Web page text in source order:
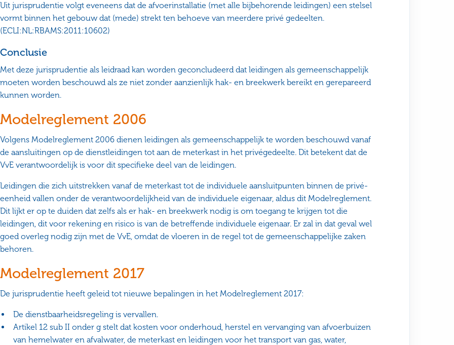
Uit jurisprudentie volgt eveneens dat de afvoerinstallatie (met alle bijbehorende leidingen) een stelsel
vormt binnen het gebouw dat (mede) strekt ten behoeve van meerdere privé gedeelten.
(ECLI:NL:RBAMS:2011:10602)
Conclusie
Met deze jurisprudentie als leidraad kan worden geconcludeerd dat leidingen als gemeenschappelijk
moeten worden beschouwd als ze niet zonder aanzienlijk hak- en breekwerk bereikt en gerepareerd
kunnen worden.
Modelreglement 2006
Volgens Modelreglement 2006 dienen leidingen als gemeenschappelijk te worden beschouwd vanaf
de aansluitingen op de dienstleidingen tot aan de meterkast in het privégedeelte. Dit betekent dat de
VvE verantwoordelijk is voor dit specifieke deel van de leidingen.
Leidingen die zich uitstrekken vanaf de meterkast tot de individuele aansluitpunten binnen de privé-
eenheid vallen onder de verantwoordelijkheid van de individuele eigenaar, aldus dit Modelreglement.
Dit lijkt er op te duiden dat zelfs als er hak- en breekwerk nodig is om toegang te krijgen tot die
leidingen, dit voor rekening en risico is van de betreffende individuele eigenaar. Er zal in dat geval wel
goed overleg nodig zijn met de VvE, omdat de vloeren in de regel tot de gemeenschappelijke zaken
behoren.
Modelreglement 2017
De jurisprudentie heeft geleid tot nieuwe bepalingen in het Modelreglement 2017:
De dienstbaarheidsregeling is vervallen.
Artikel 12 sub II onder g stelt dat kosten voor onderhoud, herstel en vervanging van afvoerbuizen
van hemelwater en afvalwater, de meterkast en leidingen voor het transport van gas, water,